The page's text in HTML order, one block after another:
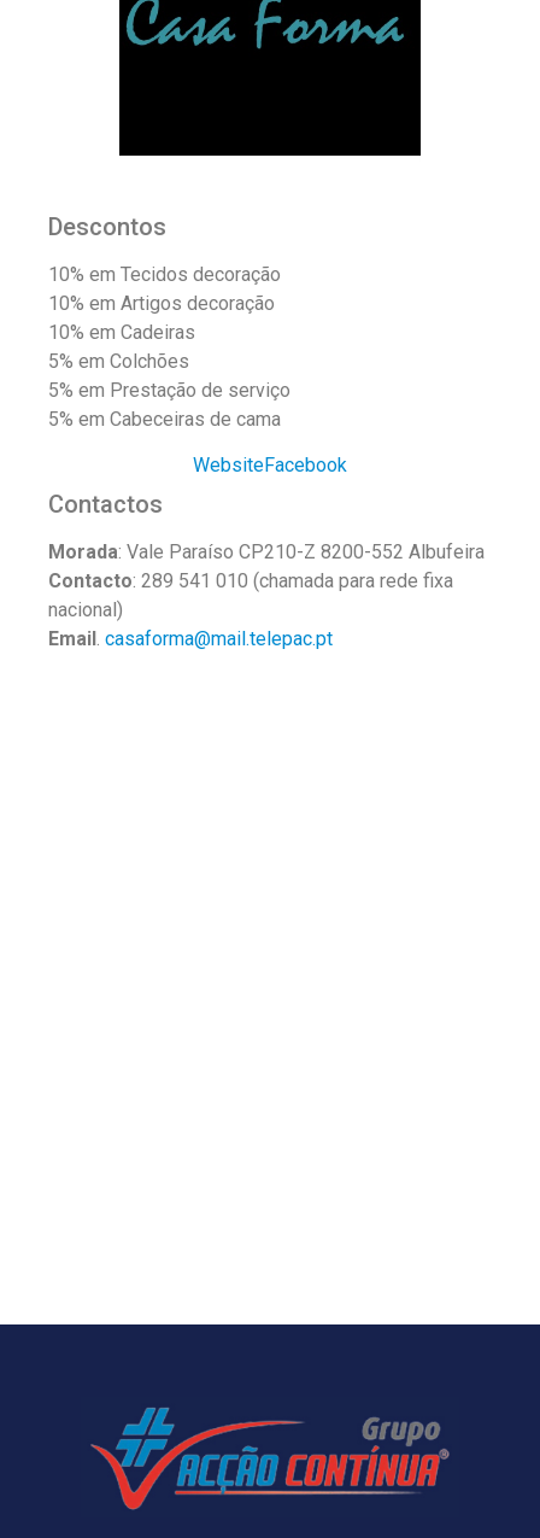
Descontos
10% em Tecidos decoração
10% em Artigos decoração
10% em Cadeiras
5% em Colchões
5% em Prestação de serviço
5% em Cabeceiras de cama
WebsiteFacebook
Contactos
Morada: Vale Paraíso CP210-Z 8200-552 Albufeira
Contacto: 289 541 010 (chamada para rede fixa
nacional)
Email . casaforma@mail.telepac.pt